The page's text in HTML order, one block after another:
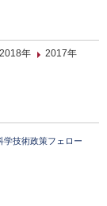
2018年
2017年
学技術政策フェロー